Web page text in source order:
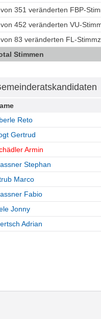
351 veränderten FBP-
452 veränderten VU-
83 veränderten FL-
Stimmen
Reto
Gertrud
Armin
Stephan
Marco
Fabio
Jonny
Adrian